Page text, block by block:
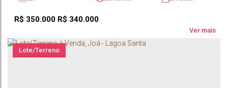
R$ 350.000 R$ 340.000
Ver mais
Lote/Terreno